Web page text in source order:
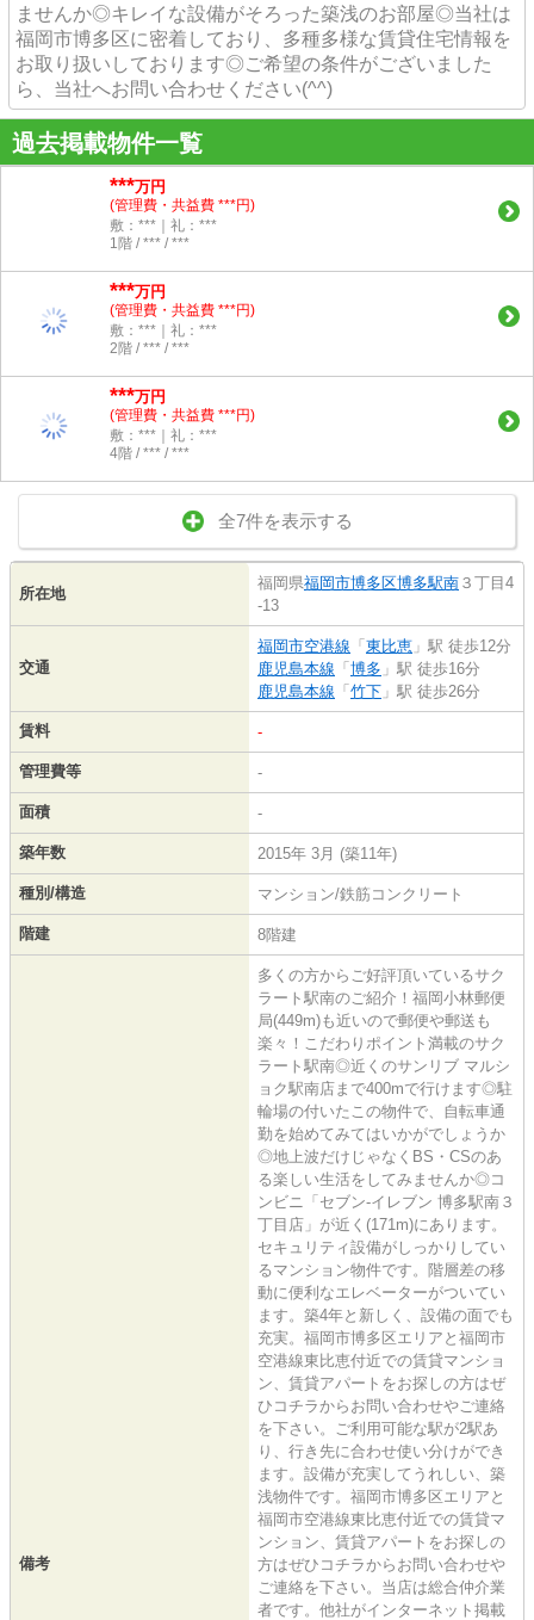
ませんか◎キレイな設備がそろった築浅のお部屋◎当社は
福岡市博多区に密着しており、多種多様な賃貸住宅情報を
お取り扱いしております◎ご希望の条件がございました
ら、当社へお問い合わせください(^^)
過去掲載物件一覧
***万円
(管理費・共益費 ***円)
敷：***｜礼：***
1階 / *** / ***
***万円
(管理費・共益費 ***円)
敷：***｜礼：***
2階 / *** / ***
***万円
(管理費・共益費 ***円)
敷：***｜礼：***
4階 / *** / ***
全7件を表示する
所在地
福岡県福岡市博多区博多駅南 ３丁目4
-13
交通
福岡市空港線 「 東比恵 」駅 徒歩12分
鹿児島本線 「 博多 」駅 徒歩16分
鹿児島本線 「 竹下 」駅 徒歩26分
賃料 -
管理費等 -
面積 -
築年数 2015年 3月 (築11年)
種別/構造 マンション/鉄筋コンクリート
階建 8階建
備考
多くの方からご好評頂いているサク
ラート駅南のご紹介！福岡小林郵便
局(449m)も近いので郵便や郵送も
楽々！こだわりポイント満載のサク
ラート駅南◎近くのサンリブ マルシ
ョク駅南店まで400mで行けます◎駐
輪場の付いたこの物件で、自転車通
勤を始めてみてはいかがでしょうか
◎地上波だけじゃなくBS・CSのあ
る楽しい生活をしてみませんか◎コ
ンビニ「セブン‐イレブン 博多駅南３
丁目店」が近く(171m)にあります。
セキュリティ設備がしっかりしてい
るマンション物件です。階層差の移
動に便利なエレベーターがついてい
ます。築4年と新しく、設備の面でも
充実。福岡市博多区エリアと福岡市
空港線東比恵付近での賃貸マンショ
ン、賃貸アパートをお探しの方はぜ
ひコチラからお問い合わせやご連絡
を下さい。ご利用可能な駅が2駅あ
り、行き先に合わせ使い分けができ
ます。設備が充実してうれしい、築
浅物件です。福岡市博多区エリアと
福岡市空港線東比恵付近での賃貸マ
ンション、賃貸アパートをお探しの
方はぜひコチラからお問い合わせや
ご連絡を下さい。当店は総合仲介業
者です。他社がインターネット掲載